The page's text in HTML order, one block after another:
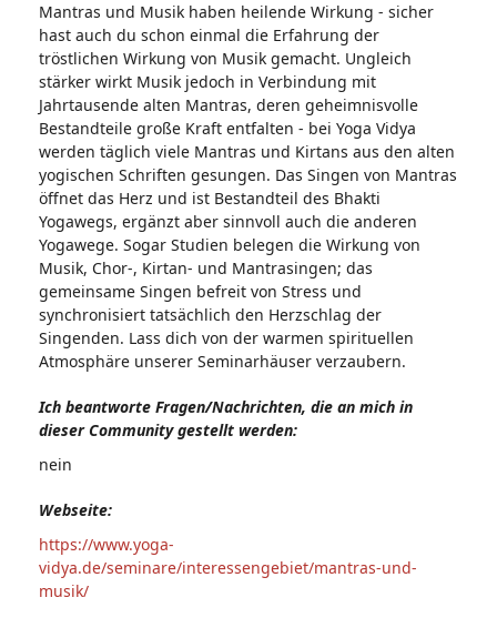
Mantras und Musik haben heilende Wirkung - sicher
hast auch du schon einmal die Erfahrung der
tröstlichen Wirkung von Musik gemacht. Ungleich
stärker wirkt Musik jedoch in Verbindung mit
Jahrtausende alten Mantras, deren geheimnisvolle
Bestandteile große Kraft entfalten - bei Yoga Vidya
werden täglich viele Mantras und Kirtans aus den alten
yogischen Schriften gesungen. Das Singen von Mantras
öffnet das Herz und ist Bestandteil des Bhakti
Yogawegs, ergänzt aber sinnvoll auch die anderen
Yogawege. Sogar Studien belegen die Wirkung von
Musik, Chor-, Kirtan- und Mantrasingen; das
gemeinsame Singen befreit von Stress und
synchronisiert tatsächlich den Herzschlag der
Singenden. Lass dich von der warmen spirituellen
Atmosphäre unserer Seminarhäuser verzaubern.
Ich beantworte Fragen/Nachrichten, die an mich in
dieser Community gestellt werden:
nein
Webseite:
https://www.yoga-
vidya.de/seminare/interessengebiet/mantras-und-
musik/